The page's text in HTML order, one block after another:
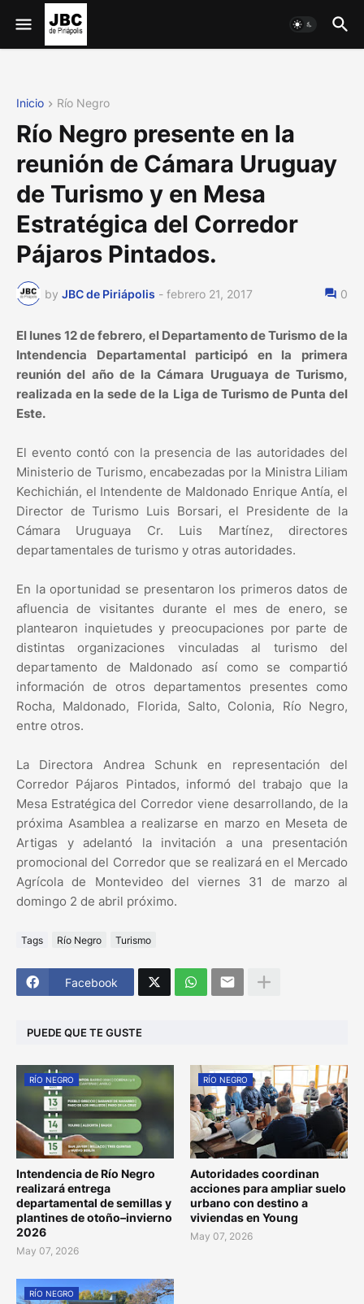
Inicio Río Negro
Río Negro presente en la
reunión de Cámara Uruguay
de Turismo y en Mesa
Estratégica del Corredor
Pájaros Pintados.
by JBC de Piriápolis - febrero 21, 2017 0
El lunes 12 de febrero, el Departamento de Turismo de la
Intendencia Departamental participó en la primera
reunión del año de la Cámara Uruguaya de Turismo,
realizada en la sede de la Liga de Turismo de Punta del
Este.
El evento contó con la presencia de las autoridades del
Ministerio de Turismo, encabezadas por la Ministra Liliam
Kechichián, el Intendente de Maldonado Enrique Antía, el
Director de Turismo Luis Borsari, el Presidente de la
Cámara Uruguaya Cr. Luis Martínez, directores
departamentales de turismo y otras autoridades.
En la oportunidad se presentaron los primeros datos de
afluencia de visitantes durante el mes de enero, se
plantearon inquietudes y preocupaciones por parte de
distintas organizaciones vinculadas al turismo del
departamento de Maldonado así como se compartió
información de otros departamentos presentes como
Rocha, Maldonado, Florida, Salto, Colonia, Río Negro,
entre otros.
La Directora Andrea Schunk en representación del
Corredor Pájaros Pintados, informó del trabajo que la
Mesa Estratégica del Corredor viene desarrollando, de la
próxima Asamblea a realizarse en marzo en Meseta de
Artigas y adelantó la invitación a una presentación
promocional del Corredor que se realizará en el Mercado
Agrícola de Montevideo del viernes 31 de marzo al
domingo 2 de abril próximo.
Tags Río Negro Turismo
Facebook
PUEDE QUE TE GUSTE
RÍO NEGRO
Intendencia de Río Negro
realizará entrega
departamental de semillas y
plantines de otoño–invierno
2026
May 07, 2026
RÍO NEGRO
Autoridades coordinan
acciones para ampliar suelo
urbano con destino a
viviendas en Young
May 07, 2026
RÍO NEGRO